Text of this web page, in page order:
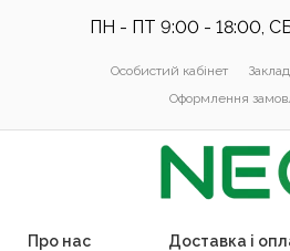
ПН - ПТ 9:00 - 18:00,
Особистий кабінет
Оформлення
Про нас Доставка і